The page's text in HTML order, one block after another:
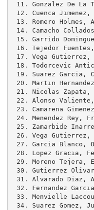
11. Gonzalez De
12. Cuenca
13. Romero
14. Camacho
15. Garrido
16. Tejedor
17. Vega
18. Todorcevic
19. Suarez
20. Martin
21. Nicolas
22. Alonso
23. Camarena
24. Menendez Rey,
25. Zamarbide
26. Vega
27. Garcia
28. Lopez Gracia,
29. Moreno
30. Gutierrez
31. Alvarado
32. Fernandez
33. Menvielle
34. Suarez